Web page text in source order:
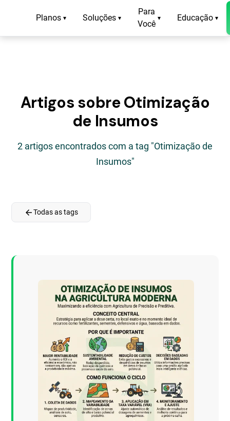
Planos ▾ Soluções ▾
Para
Você
▾ Educação ▾
Artigos sobre Otimização
de Insumos
2 artigos encontrados com a tag "Otimização de
Insumos"
arrow_backTodas as tags